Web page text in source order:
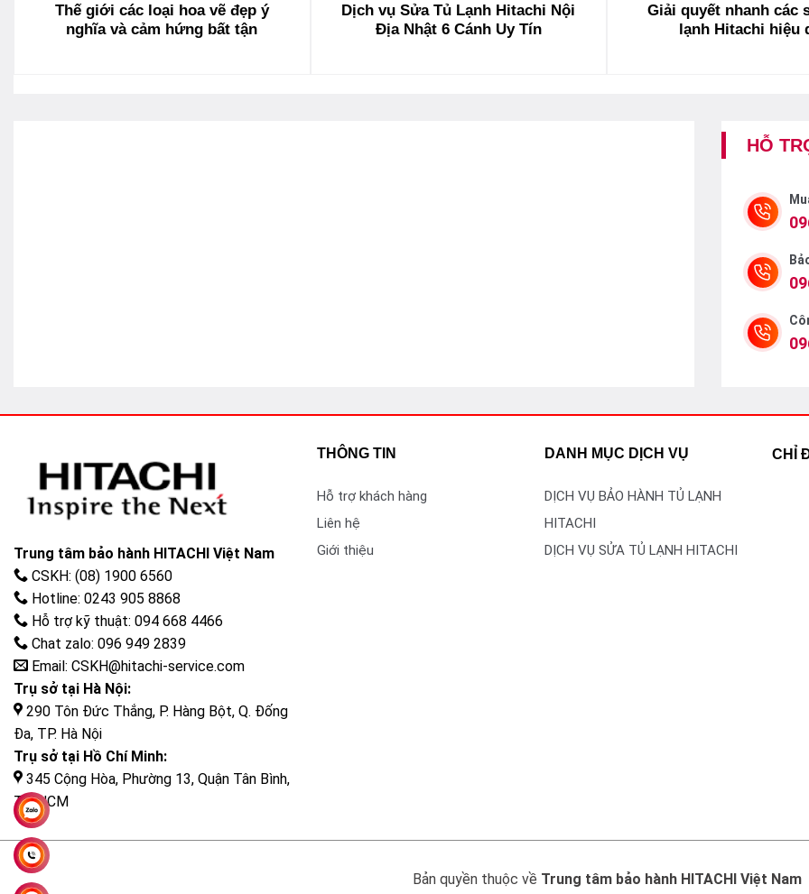
Thế giới các loại hoa vẽ đẹp ý
nghĩa và cảm hứng bất tận
Dịch vụ Sửa Tủ Lạnh Hitachi Nội
Địa Nhật 6 Cánh Uy Tín
Giải quyết nhanh các
lạnh Hitachi hiệu
HỖ
Trung tâm bảo hành HITACHI Việt Nam
CSKH: (08) 1900 6560
Hotline: 0243 905 8868
Hỗ trợ kỹ thuật: 094 668 4466
Chat zalo: 096 949 2839
Email: CSKH@hitachi-service.com
Trụ sở tại Hà Nội:
290 Tôn Đức Thắng, P. Hàng Bột, Q. Đống
Đa, TP. Hà Nội
Trụ sở tại Hồ Chí Minh:
345 Cộng Hòa, Phường 13, Quận Tân Bình,
TP. HCM
THÔNG TIN
Hỗ trợ khách hàng
Liên hệ
Giới thiệu
DANH MỤC DỊCH VỤ
DỊCH VỤ BẢO HÀNH TỦ LẠNH
HITACHI
DỊCH VỤ SỬA TỦ LẠNH HITACHI
CHỈ
Bản quyền thuộc về Trung tâm bảo hành HITACHI Việt Nam